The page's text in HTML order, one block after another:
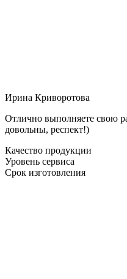
Ирина Криворотова
Отлично выполняете свою
довольны, респект!)
Качество продукции
Уровень сервиса
Срок изготовления